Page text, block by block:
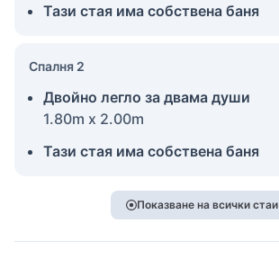
Тази стая има собствена баня
Спалня 2
Двойно легло за двама души
1.80m x 2.00m
Тази стая има собствена баня
Показване на всички стаи